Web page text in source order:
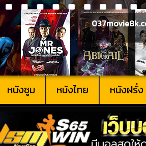
หนังซูม หนังไทย หนังฝรั่ง